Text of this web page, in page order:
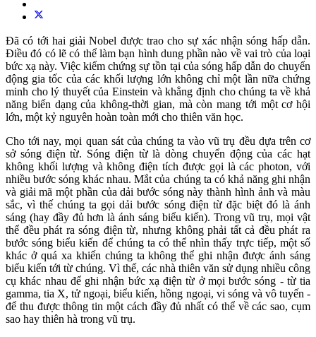
Đã có tới hai giải Nobel được trao cho sự xác nhận sóng hấp dẫn.
Điều đó có lẽ có thể làm bạn hình dung phần nào về vai trò của loại
bức xạ này. Việc kiểm chứng sự tồn tại của sóng hấp dẫn do chuyển
động gia tốc của các khối lượng lớn không chỉ một lần nữa chứng
minh cho lý thuyết của Einstein và khẳng định cho chúng ta về khả
năng biến dạng của không-thời gian, mà còn mang tới một cơ hội
lớn, một kỷ nguyên hoàn toàn mới cho thiên văn học.
Cho tới nay, mọi quan sát của chúng ta vào vũ trụ đều dựa trên cơ
sở sóng điện từ. Sóng điện từ là dòng chuyển động của các hạt
không khối lượng và không điện tích được gọi là các photon, với
nhiều bước sóng khác nhau. Mắt của chúng ta có khả năng ghi nhận
và giải mã một phần của dải bước sóng này thành hình ảnh và màu
sắc, vì thế chúng ta gọi dải bước sóng điện từ đặc biệt đó là ánh
sáng (hay đầy đủ hơn là ánh sáng biểu kiến). Trong vũ trụ, mọi vật
thể đều phát ra sóng điện từ, nhưng không phải tất cả đều phát ra
bước sóng biểu kiến để chúng ta có thể nhìn thấy trực tiếp, một số
khác ở quá xa khiến chúng ta không thể ghi nhận được ánh sáng
biểu kiến tới từ chúng. Vì thế, các nhà thiên văn sử dụng nhiều công
cụ khác nhau để ghi nhận bức xạ điện từ ở mọi bước sóng - từ tia
gamma, tia X, tử ngoại, biểu kiến, hồng ngoại, vi sóng và vô tuyến -
để thu được thông tin một cách đầy đủ nhất có thể về các sao, cụm
sao hay thiên hà trong vũ trụ.